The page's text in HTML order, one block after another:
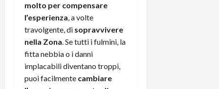
molto per compensare
l’esperienza, a volte
travolgente, di sopravvivere
nella Zona. Se tutti i fulmini, la
fitta nebbia o i danni
implacabili diventano troppi,
puoi facilmente cambiare